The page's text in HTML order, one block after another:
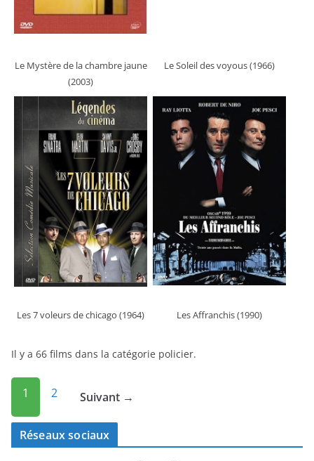
Le Mystère de la chambre jaune
(2003)
Le Soleil des voyous (1966)
Les 7 voleurs de chicago (1964) Les Affranchis (1990)
Il y a 66 films dans la catégorie policier.
1 2 Suivant →
Réseaux sociaux